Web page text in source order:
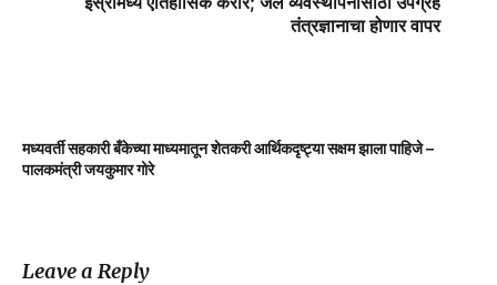
तंत्रज्ञानाचा होणार वापर
मध्यवर्ती सहकारी बँकेच्या माध्यमातून शेतकरी आर्थिकदृष्ट्या सक्षम झाला पाहिजे –
पालकमंत्री जयकुमार गोरे
Leave a Reply